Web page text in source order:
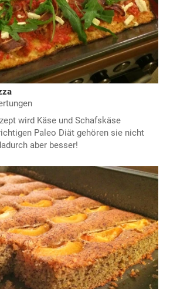
wird Käse und Schafskäse
Paleo Diät gehören sie nicht
aber besser!